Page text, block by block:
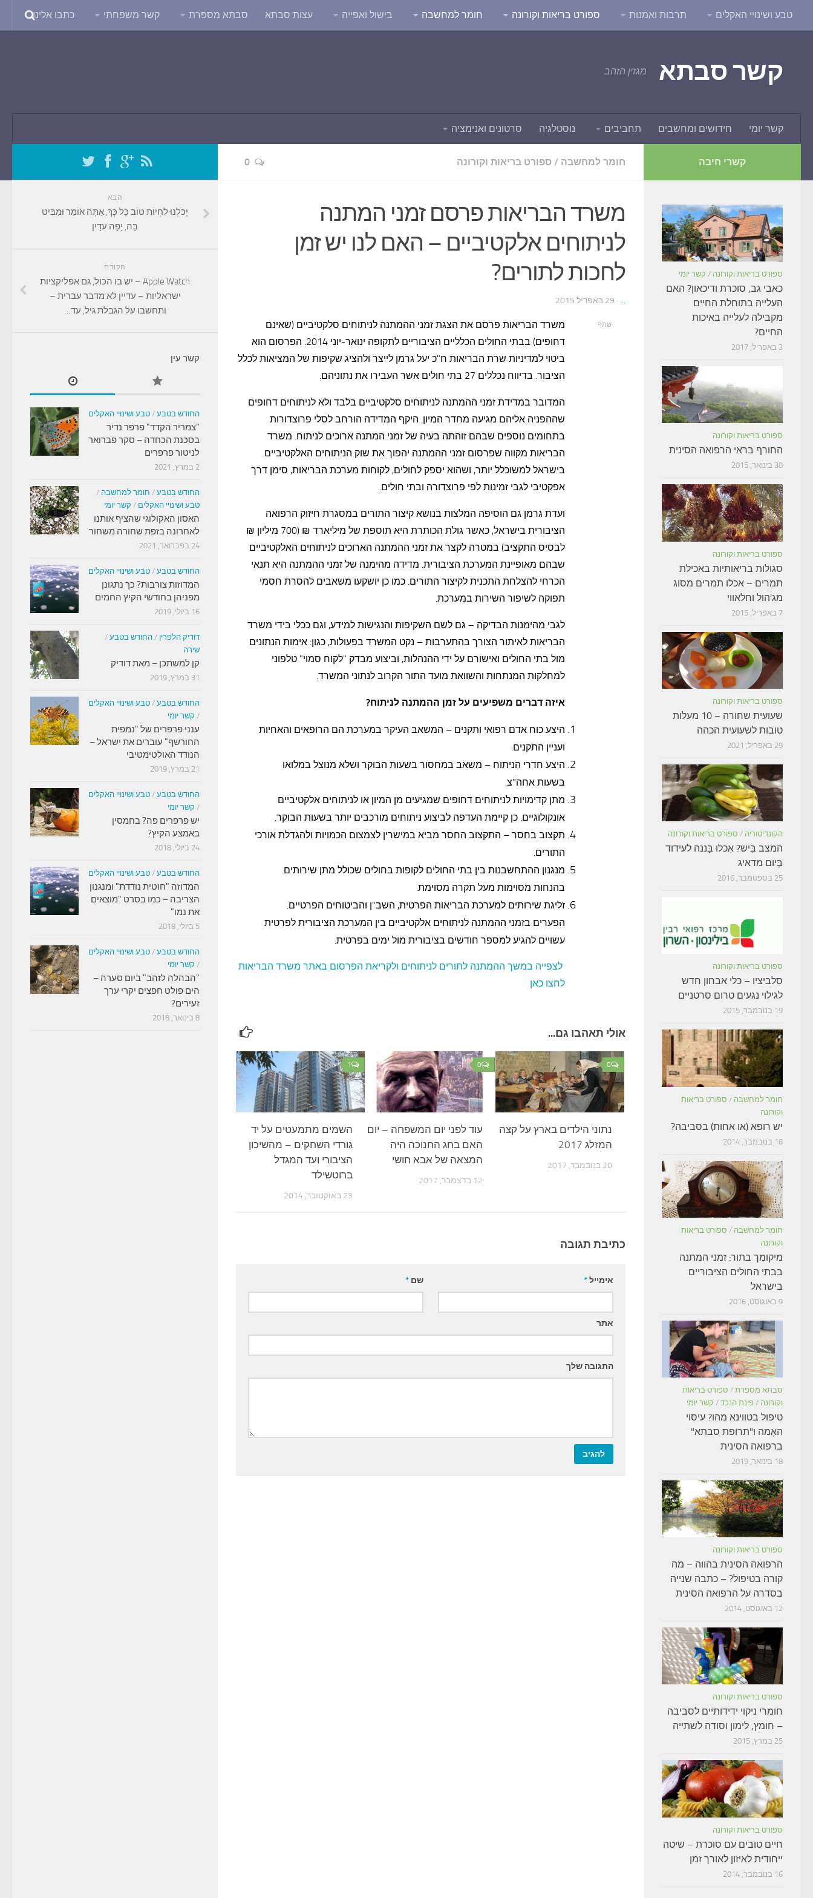
טבע ושינויי האקלים תרבות ואמנות ספורט בריאות וקורונה חומר למחשבה בישול ואפייה עצות סבתא סבתא מספרת קשר משפחתי כתבו אלינו
קשר סבתא מגזין הזהב
קשר יומי חידושים ומחשבים תחביבים נוסטלגיה סרטונים ואנימציה
חומר למחשבה / ספורט בריאות וקורונה 0
משרד הבריאות פרסם זמני המתנה
לניתוחים אלקטיביים – האם לנו יש זמן
לחכות לתורים?
... · 29 באפריל 2015
משרד הבריאות פרסם את הצגת זמני ההמתנה לניתוחים סלקטיביים (שאינם
דחופים) בבתי החולים הכלליים הציבוריים לתקופה ינואר-יוני 2014. הפרסום הוא
ביטוי למדיניות שרת הבריאות ח"כ יעל גרמן לייצר ולהציג שקיפות של המציאות לכלל
הציבור. בדיווח נכללים 27 בתי חולים אשר העבירו את נתוניהם.
המדובר במדידת זמני ההמתנה לניתוחים סלקטיביים בלבד ולא לניתוחים דחופים
שההפניה אליהם מגיעה מחדר המיון. היקף המדידה הורחב לסלי פרוצדורות
בתחומים נוספים שבהם זוהתה בעיה של זמני המתנה ארוכים לניתוח. משרד
הבריאות מקווה שפרסום זמני ההמתנה יהפוך את שוק הניתוחים האלקטיביים
בישראל למשוכלל יותר, ושהוא יספק לחולים, לקוחות מערכת הבריאות, סימן דרך
אפקטיבי לגבי זמינות לפי פרוצדורה ובתי חולים.
ועדת גרמן גם הוסיפה המלצות בנושא קיצור התורים במסגרת חיזוק הרפואה
הציבורית בישראל, כאשר גולת הכותרת היא תוספת של מיליארד ₪ (700 מיליון ₪
לבסיס התקציב) במטרה לקצר את זמני ההמתנה הארוכים לניתוחים האלקטיביים
שבהם מאופיינת המערכת הציבורית. מדידה מהימנה של זמני ההמתנה היא תנאי
הכרחי להצלחת התכנית לקיצור התורים. כמו כן יושקעו משאבים להסרת חסמי
תפוקה לשיפור השירות במערכת.
לגבי מהימנות הבדיקה – גם לשם השקיפות והנגישות למידע, וגם ככלי בידי משרד
הבריאות לאיתור הצורך בהתערבות – נקט המשרד בפעולות, כגון: אימות הנתונים
מול בתי החולים ואישורם על ידי ההנהלות, וביצוע מבדק "לקוח סמוי" טלפוני
למחלקות המנתחות והשוואת מועד התור הקרוב לנתוני המשרד.
איזה דברים משפיעים על זמן ההמתנה לניתוח?
היצע כוח אדם רפואי ותקנים – המשאב העיקר במערכת הם הרופאים והאחיות
ועניין התקנים.
היצע חדרי הניתוח – משאב במחסור בשעות הבוקר ושלא מנוצל במלואו
בשעות אחה"צ.
מתן קדימויות לניתוחים דחופים שמגיעים מן המיון או לניתוחים אלקטיביים
אונקולוגיים. כן קיימת העדפה לביצוע ניתוחים מורכבים יותר בשעות הבוקר.
תקצוב בחסר – התקצוב‏ החסר‏ מביא‏ במישרין לצמצום‏ הכמויות ולהגדלת אורכי
התורים.
מנגנון ההתחשבנות בין בתי החולים לקופות בחולים שכולל מתן שירותים
בהנחות מסוימות מעל תקרה מסוימת.
זליגת שירותים למערכת הבריאות הפרטית, השב"ן והביטוחים הפרטיים.
הפערים בזמני ההמתנה לניתוחים אלקטיביים בין המערכת הציבורית לפרטית
עשויים להגיע למספר חודשים בציבורית מול ימים בפרטית.
לצפייה במשך ההמתנה לתורים לניתוחים ולקריאת הפרסום באתר משרד הבריאות
לחצו כאן
שתף
אולי תאהבו גם...
1
השמים מתמעטים על יד
גורדי השחקים – מהשיכון
הציבורי ועד המגדל
ברוטשילד
23 באוקטובר, 2014
0
עוד לפני יום המשפחה – יום
האם בחג החנוכה היה
המצאה של אבא חושי
12 בדצמבר, 2017
0
נתוני הילדים בארץ על קצה
המזלג 2017
20 בנובמבר, 2017
כתיבת תגובה
שם* אימייל*
אתר
התגובה שלך
הבא
יָכֹלְנוּ לִחְיוֹת טוֹב כָּל כָּךְ, אַתָּה אוֹמֵר וּמַבִּיט
בָּה, יָפָה עדַיִן
הקודם
Apple Watch – יש בו הכול, גם אפליקציות
ישראליות – עדיין לא מדבר עברית –
ותחשבו על הגבלת גיל, עד…
קשר עין
החודש בטבע / טבע ושינויי האקלים
"צמריר הקדד" פרפר נדיר
בסכנת הכחדה – סקר פברואר
לניטור פרפרים
2 במרץ, 2021
החודש בטבע / חומר למחשבה /
טבע ושינויי האקלים / קשר יומי
האסון האקולוגי שהציף אותנו
לאחרונה בזפת שחורה משחור
24 בפברואר, 2021
החודש בטבע / טבע ושינויי האקלים
המדוזות צורבות? כך נתגונן
מפניהן בחודשי הקיץ החמים
16 ביולי, 2019
דודיק הלפרין / החודש בטבע /
שירה
קן למשתכן – מאת דודיק
31 במרץ, 2019
החודש בטבע / טבע ושינויי האקלים
/ קשר יומי
ענני פרפרים של "נמפית
החורשף" עוברים את ישראל –
הנודד האולטימטיבי
21 במרץ, 2019
החודש בטבע / טבע ושינויי האקלים
/ קשר יומי
יש פרפרים פה? בחמסין
באמצע הקיץ?
24 ביולי, 2018
החודש בטבע / טבע ושינויי האקלים
המדוזה "חוטית נודדת" ומנגנון
הצריבה – כמו בסרט "מוצאים
את נמו"
5 ביולי, 2018
החודש בטבע / טבע ושינויי האקלים
/ קשר יומי
"הבהלה לזהב" ביום סערה –
הים פולט חפצים יקרי ערך
זעירים?
8 בינואר, 2018
קשרי חיבה
ספורט בריאות וקורונה / קשר יומי
כאבי גב, סוכרת ודיכאון? האם
העלייה בתוחלת החיים
מקבילה לעלייה באיכות
החיים?
3 באפריל, 2017
ספורט בריאות וקורונה
החורף בראי הרפואה הסינית
30 בינואר, 2015
ספורט בריאות וקורונה
סגולות בריאותיות באכילת
תמרים – אכלו תמרים מסוג
מג'הול וחלאווי
7 באפריל, 2015
ספורט בריאות וקורונה
שעועית שחורה – 10 מעלות
טובות לשעועית הכהה
29 באפריל, 2021
הקונדיטוריה / ספורט בריאות וקורונה
המצב בִּיש? אִכלוּ בָּננה לעידוד
בְּיום מדאיג
25 בספטמבר, 2016
ספורט בריאות וקורונה
סלביציו – כלי אבחון חדש
לגילוי נגעים טרום סרטניים
19 בנובמבר, 2015
חומר למחשבה / ספורט בריאות
וקורונה
יש רופא (או אחות) בסביבה?
16 בנובמבר, 2014
חומר למחשבה / ספורט בריאות
וקורונה
מיקומך בתור: זמני המתנה
בבתי החולים הציבוריים
בישראל
9 באוגוסט, 2016
סבתא מספרת / ספורט בריאות
וקורונה / פינת הנכד / קשר יומי
טיפול בטווינא מהו? עיסוי
האָמה ו"תרופת סבתא"
ברפואה הסינית
18 בינואר, 2019
ספורט בריאות וקורונה
הרפואה הסינית בהווה – מה
קורה בטיפול? – כתבה שנייה
בסדרה על הרפואה הסינית
12 באוגוסט, 2014
ספורט בריאות וקורונה
חומרי ניקוי ידידותיים לסביבה
– חומץ, לימון וסודה לשתייה
25 במרץ, 2015
ספורט בריאות וקורונה
חיים טובים עם סוכרת – שיטה
ייחודית לאיזון לאורך זמן
16 בנובמבר, 2014